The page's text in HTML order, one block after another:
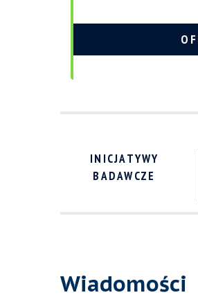
INICJATYWY
BADAWCZE
Wiadomości